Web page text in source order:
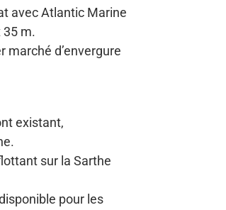
avec Atlantic Marine
35 m.
marché d’envergure
existant,
sur la Sarthe
pour les